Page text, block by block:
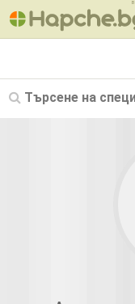
Търсене на